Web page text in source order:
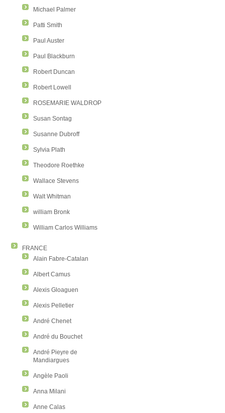
Michael Palmer
Patti Smith
Paul Auster
Paul Blackburn
Robert Duncan
Robert Lowell
ROSEMARIE WALDROP
Susan Sontag
Susanne Dubroff
Sylvia Plath
Theodore Roethke
Wallace Stevens
Walt Whitman
william Bronk
William Carlos Williams
FRANCE
Alain Fabre-Catalan
Albert Camus
Alexis Gloaguen
Alexis Pelletier
André Chenet
André du Bouchet
André Pieyre de
Mandiargues
Angèle Paoli
Anna Milani
Anne Calas